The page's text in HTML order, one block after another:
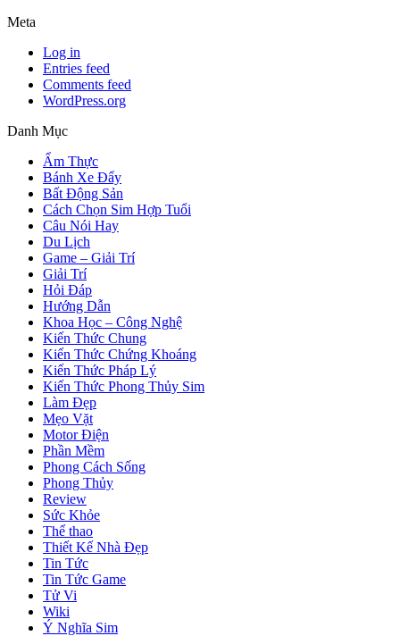
Meta
Log in
Entries feed
Comments feed
WordPress.org
Danh Mục
Ẩm Thực
Bánh Xe Đẩy
Bất Động Sản
Cách Chọn Sim Hợp Tuổi
Câu Nói Hay
Du Lịch
Game – Giải Trí
Giải Trí
Hỏi Đáp
Hướng Dẫn
Khoa Học – Công Nghệ
Kiến Thức Chung
Kiến Thức Chứng Khoáng
Kiến Thức Pháp Lý
Kiến Thức Phong Thủy Sim
Làm Đẹp
Mẹo Vặt
Motor Điện
Phần Mềm
Phong Cách Sống
Phong Thủy
Review
Sức Khỏe
Thể thao
Thiết Kế Nhà Đẹp
Tin Tức
Tin Tức Game
Tử Vi
Wiki
Ý Nghĩa Sim